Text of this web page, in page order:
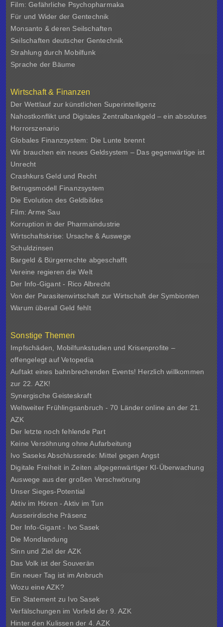
Film: Gefährliche Psychopharmaka
Für und Wider der Gentechnik
Monsanto & deren Seilschaften
Seilschaften deutscher Gentechnik
Strahlung durch Mobilfunk
Sprache der Bäume
Wirtschaft & Finanzen
Der Wettlauf zur künstlichen Superintelligenz
Nahostkonflikt und Digitales Zentralbankgeld – ein absolutes
Horrorszenario
Globales Finanzsystem: Die Lunte brennt
Wir brauchen ein neues Geldsystem – Das gegenwärtige ist
Unrecht
Crashkurs Geld und Recht
Betrugsmodell Finanzsystem
Die Evolution des Geldbildes
Film: Arme Sau
Korruption in der Pharmaindustrie
Wirtschaftskrise: Ursache & Auswege
Schuldzinsen
Bargeld & Bürgerrechte abgeschafft
Vereine regieren die Welt
Der Info-Gigant - Rico Albrecht
Von der Parasitenwirtschaft zur Wirtschaft der Symbionten
Warum überall Geld fehlt
Sonstige Themen
Impfschäden, Mobilfunkstudien und Krisenprofite –
offengelegt auf Vetopedia
Auftakt eines bahnbrechenden Events! Herzlich willkommen
zur 22. AZK!
Synergische Geisteskraft
Weltweiter Frühlingsanbruch - 70 Länder online an der 21.
AZK
Der letzte noch fehlende Part
Keine Versöhnung ohne Aufarbeitung
Ivo Saseks Abschlussrede: Mittel gegen Angst
Digitale Freiheit in Zeiten allgegenwärtiger KI-Überwachung
Auswege aus der großen Verschwörung
Unser Sieges-Potential
Aktiv im Hören - Aktiv im Tun
Ausserirdische Präsenz
Der Info-Gigant - Ivo Sasek
Die Mondlandung
Sinn und Ziel derAZK
Das Volk ist der Souverän
Ein neuer Tag ist im Anbruch
Wozu eine AZK?
Ein Statement zu Ivo Sasek
Verfälschungen im Vorfeld der 9. AZK
Hinter den Kulissen der4. AZK